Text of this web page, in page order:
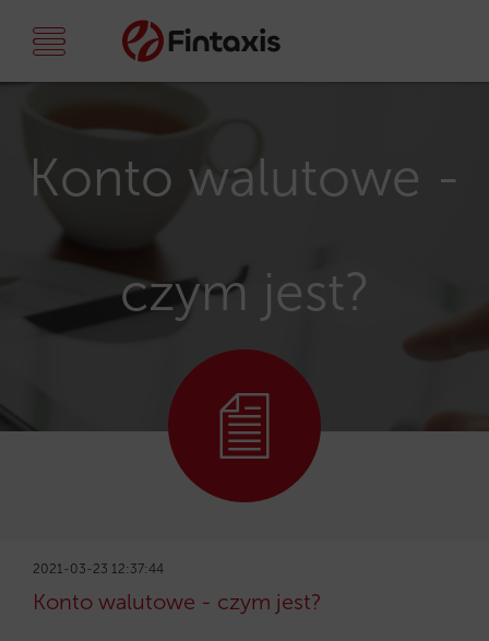
Konto walutowe -
czym jest?
2021-03-23 12:37:44
Konto walutowe - czym jest?